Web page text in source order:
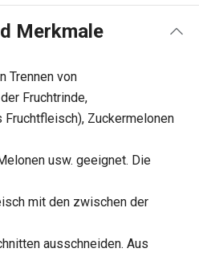
Merkmale
Trennen von
Fruchtrinde,
Zuckermelonen
usw. geeignet. Die
mit den zwischen der
ausschneiden. Aus